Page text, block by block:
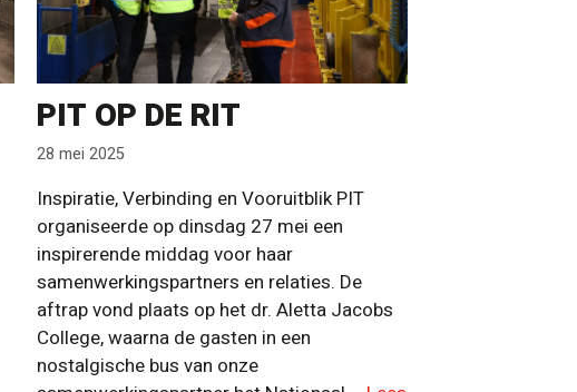
PIT OP DE RIT
28 mei 2025
Inspiratie, Verbinding en Vooruitblik PIT
organiseerde op dinsdag 27 mei een
inspirerende middag voor haar
samenwerkingspartners en relaties. De
aftrap vond plaats op het dr. Aletta Jacobs
College, waarna de gasten in een
nostalgische bus van onze